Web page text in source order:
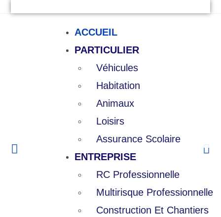
ACCUEIL
PARTICULIER
Véhicules
Habitation
Animaux
Loisirs
Assurance Scolaire
ENTREPRISE
RC Professionnelle
Multirisque Professionnelle
Construction Et Chantiers
Particuliers
Des garanties
pour tous, un
service
personnalisé